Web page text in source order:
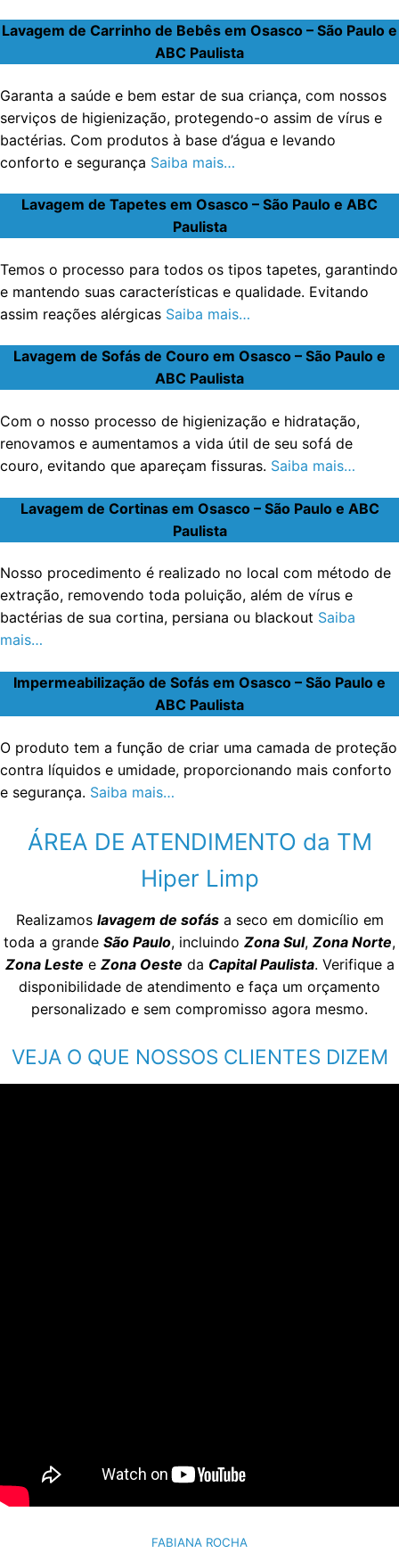
Lavagem de Carrinho de Bebês em Osasco – São Paulo e
ABC Paulista
Garanta a saúde e bem estar de sua criança, com nossos
serviços de higienização, protegendo-o assim de vírus e
bactérias. Com produtos à base d’água e levando
conforto e segurança Saiba mais…
Lavagem de Tapetes em Osasco – São Paulo e ABC
Paulista
Temos o processo para todos os tipos tapetes, garantindo
e mantendo suas características e qualidade. Evitando
assim reações alérgicas Saiba mais…
Lavagem de Sofás de Couro em Osasco – São Paulo e
ABC Paulista
Com o nosso processo de higienização e hidratação,
renovamos e aumentamos a vida útil de seu sofá de
couro, evitando que apareçam fissuras. Saiba mais…
Lavagem de Cortinas em Osasco – São Paulo e ABC
Paulista
Nosso procedimento é realizado no local com método de
extração, removendo toda poluição, além de vírus e
bactérias de sua cortina, persiana ou blackout Saiba
mais…
Impermeabilização de Sofás em Osasco – São Paulo e
ABC Paulista
O produto tem a função de criar uma camada de proteção
contra líquidos e umidade, proporcionando mais conforto
e segurança. Saiba mais…
ÁREA DE ATENDIMENTO da TM
Hiper Limp
Realizamos lavagem de sofása seco em domicílio em
toda a grande São Paulo, incluindo Zona Sul, Zona Norte,
Zona Leste e Zona Oeste da Capital Paulista. Verifique a
disponibilidade de atendimento e faça um orçamento
personalizado e sem compromisso agora mesmo.
VEJA O QUE NOSSOS CLIENTES DIZEM
FABIANA ROCHA